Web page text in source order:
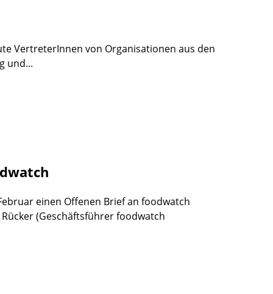
VertreterInnen von Organisationen aus den
und...
einen Offenen Brief an foodwatch
(Geschäftsführer foodwatch